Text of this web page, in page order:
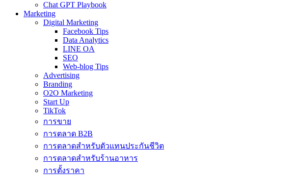
Chat GPT Playbook
Marketing
Digital Marketing
Facebook Tips
Data Analytics
LINE OA
SEO
Web-blog Tips
Advertising
Branding
O2O Marketing
Start Up
TikTok
การขาย
การตลาด B2B
การตลาดสำหรับตัวแทนประกันชีวิต
การตลาดสำหรับร้านอาหาร
การตั้งราคา